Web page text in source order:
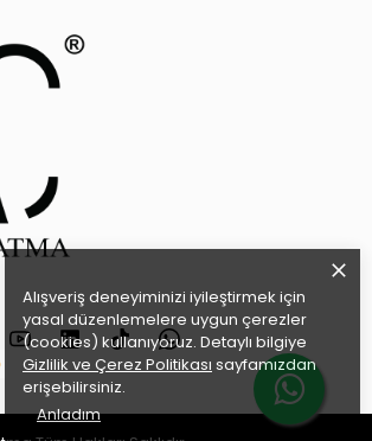
Alışveriş deneyiminizi iyileştirmek için
yasal düzenlemelere uygun çerezler
(cookies) kullanıyoruz. Detaylı bilgiye
Gizlilik ve Çerez Politikası sayfamızdan
erişebilirsiniz.
Anladım